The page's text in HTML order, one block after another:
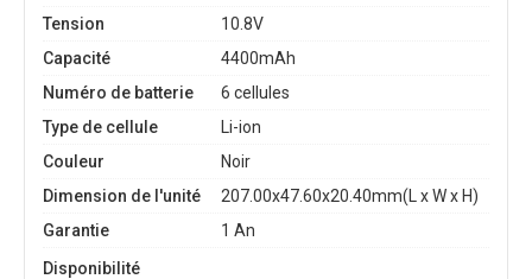
Tension
10.8V
Capacité
4400mAh
Numéro de batterie
6 cellules
Type de cellule
Li-ion
Couleur
Noir
Dimension de l'unité
207.00x47.60x20.40mm(L x W x H)
Garantie
1 An
Disponibilité